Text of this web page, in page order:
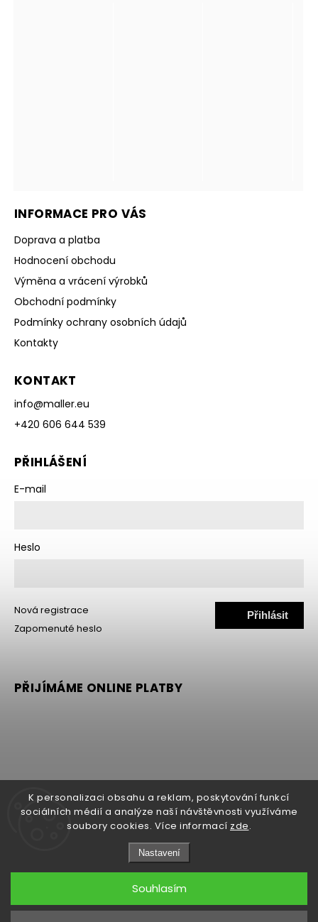
K personalizaci obsahu a reklam, poskytování funkcí
sociálních médií a analýze naší návštěvnosti využíváme
soubory cookies. Více informací zde.
Nastavení
Souhlasím
INFORMACE PRO VÁS
Doprava a platba
Hodnocení obchodu
Výměna a vrácení výrobků
Obchodní podmínky
Podmínky ochrany osobních údajů
Kontakty
KONTAKT
info@maller.eu
+420 606 644 539
PŘIHLÁŠENÍ
E-mail
Heslo
Přihlásit
Nová registrace
Zapomenuté heslo
PŘIJÍMÁME ONLINE PLATBY
MALLER. Všechna práva vyhrazena.
Upravit nastavení cookies
Grafický návrh vytvořil a nakódoval